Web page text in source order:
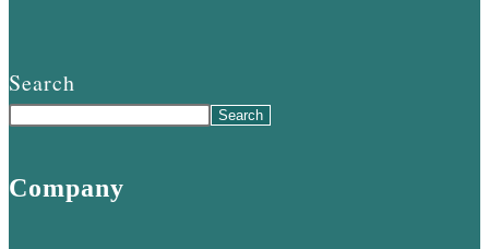
Search
Search
Company